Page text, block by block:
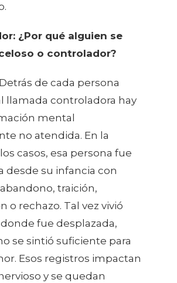
¿Por qué alguien se
o controlador?
Detrás de cada persona
llamada controladora hay
mental
no atendida. En la
casos, esa persona fue
desde su infancia con
traición,
o rechazo. Tal vez vivió
fue desplazada,
se sintió suficiente para
Esos registros impactan
y se quedan